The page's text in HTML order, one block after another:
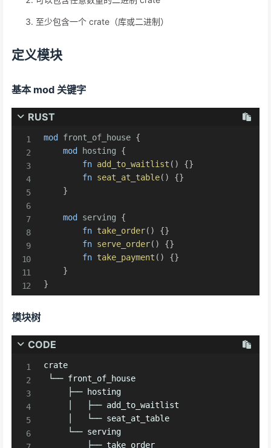
至少包含一个 crate（库或二进制）
定义模块
基本 mod 关键字
RUST
mod front_of_house {
mod
hosting
{
fn add_to_waitlist ( ) {}
fn seat_at_table( ) {}
}
mod serving
{
fn take_order( ) {}
fn serve_order( ) {}
fn take_payment ( ) {}
}
}
模块树
CODE
crate